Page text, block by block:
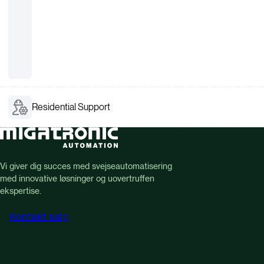
Residential Support
Vi giver dig succes med svejseautomatisering
med innovative løsninger og uovertruffen
ekspertise.
Kontakt salg